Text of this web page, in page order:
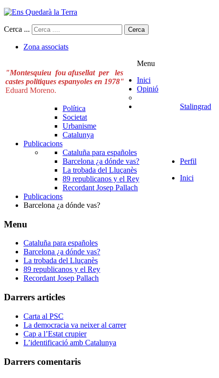
Cerca ... Cerca
Zona associats
"Montesquieu fou afusellat per les
castes politiques espanyoles en 1978"
Eduard Moreno.
Menu
Inici
Opinió
Política
Societat
Urbanisme
Catalunya
Stalingrad
Publicacions
Cataluña para españoles
Barcelona ¿a dónde vas?
La trobada del Lluçanès
89 republicanos y el Rey
Recordant Josep Pallach
Perfil
Inici
Publicacions
Barcelona ¿a dónde vas?
Menu
Cataluña para españoles
Barcelona ¿a dónde vas?
La trobada del Lluçanès
89 republicanos y el Rey
Recordant Josep Pallach
Darrers articles
Carta al PSC
La democracia va neixer al carrer
Cap a l’Estat crupier
L’identificació amb Catalunya
Darrers comentaris